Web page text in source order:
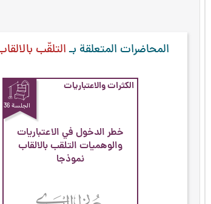
المحاضرات المتعلقة بـالتلقّب
الكثرات والاعتباريات
الجلسة 36
خطر الدخول في الاعتباريات
والوهميات التلقب بالالقاب
نموذجا